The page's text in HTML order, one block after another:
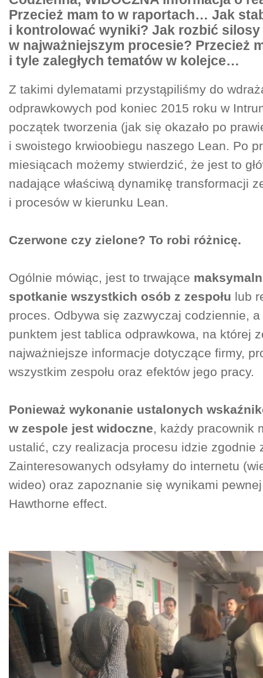
Przecież mam to w raportach… Jak
i kontrolować wyniki? Jak rozbić silosy
w najważniejszym procesie? Przecież
i tyle zaległych tematów w kolejce…
Z takimi dylematami przystąpiliśmy do
odprawkowych pod koniec 2015 roku w
początek tworzenia (jak się okazało po
i swoistego krwioobiegu naszego Lean. Po
miesiącach możemy stwierdzić, że jest to
nadające właściwą dynamikę transformacji
i procesów w kierunku Lean.
Czerwone czy zielone? To robi różnicę.
Ogólnie mówiąc, jest to trwające
spotkanie wszystkich osób z zespołu lub
proces. Odbywa się zazwyczaj codziennie,
punktem jest tablica odprawkowa, na której
najważniejsze informacje dotyczące firmy,
wszystkim zespołu oraz efektów jego pracy.
Ponieważ wykonanie ustalonych
w zespole jest widoczne, każdy pracownik
ustalić, czy realizacja procesu idzie zgodnie
Zainteresowanych odsyłamy do internetu
wideo) oraz zapoznanie się wynikami
Hawthorne effect.